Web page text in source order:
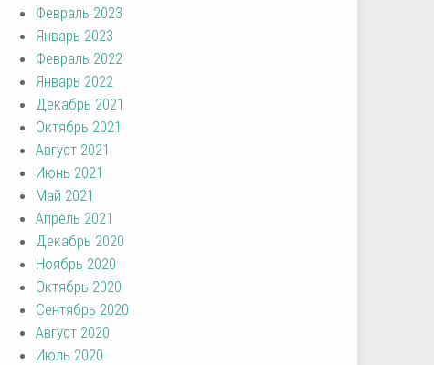
Февраль 2023
Январь 2023
Февраль 2022
Январь 2022
Декабрь 2021
Октябрь 2021
Август 2021
Июнь 2021
Май 2021
Апрель 2021
Декабрь 2020
Ноябрь 2020
Октябрь 2020
Сентябрь 2020
Август 2020
Июль 2020